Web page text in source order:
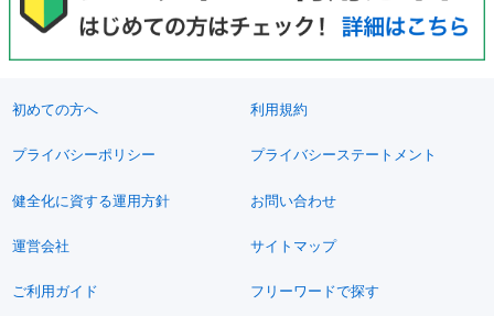
初めての方へ 利用規約
プライバシーポリシー プライバシーステートメント
健全化に資する運用方針 お問い合わせ
運営会社 サイトマップ
ご利用ガイド フリーワードで探す